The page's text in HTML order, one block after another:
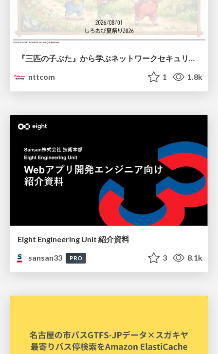
nttcom
1 1.8k
Eight Engineering Unit 紹介資料
sansan33
PRO 3 8.1k